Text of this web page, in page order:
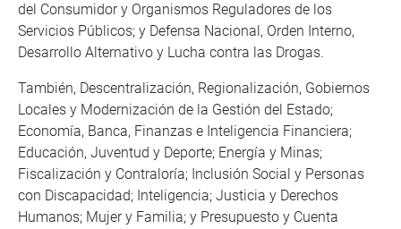
del Consumidor y Organismos Reguladores de los
Servicios Públicos; y Defensa Nacional, Orden Interno,
Desarrollo Alternativo y Lucha contra las Drogas.
También, Descentralización, Regionalización, Gobiernos
Locales y Modernización de la Gestión del Estado;
Economía, Banca, Finanzas e Inteligencia Financiera;
Educación, Juventud y Deporte; Energía y Minas;
Fiscalización y Contraloría; Inclusión Social y Personas
con Discapacidad; Inteligencia; Justicia y Derechos
Humanos; Mujer y Familia; y Presupuesto y Cuenta